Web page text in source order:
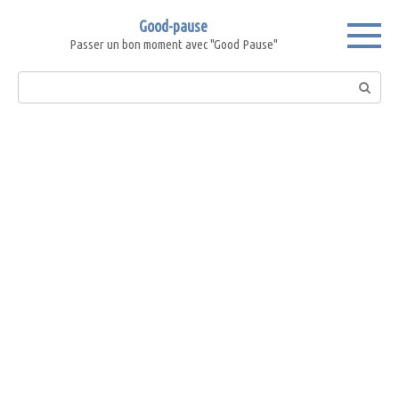
Good-pause
Passer un bon moment avec "Good Pause"
Search: